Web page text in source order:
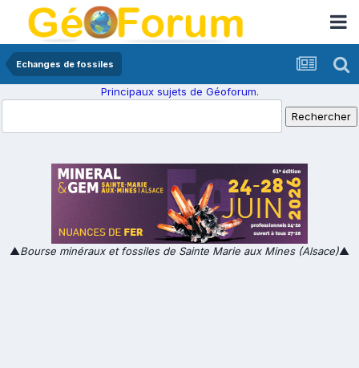
Echanges de fossiles
Principaux sujets de Géoforum.
▲Bourse minéraux et fossiles de Sainte Marie aux Mines (Alsace)▲